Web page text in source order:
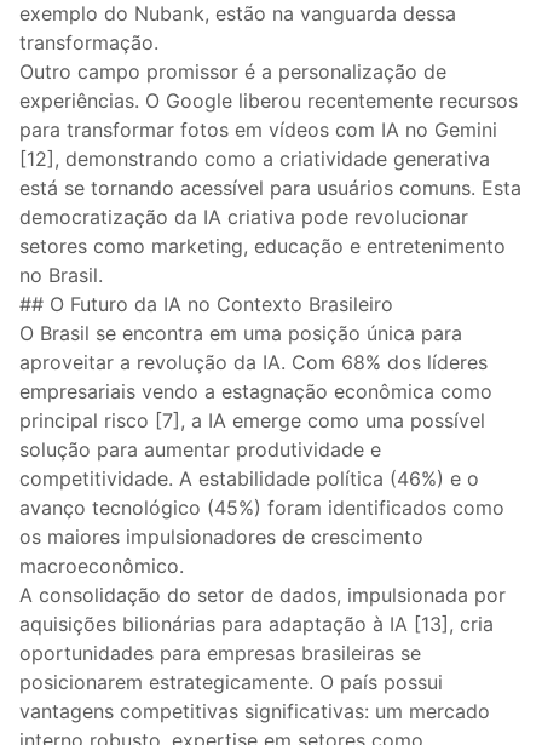
exemplo do Nubank, estão na vanguarda dessa
transformação.
Outro campo promissor é a personalização de
experiências. O Google liberou recentemente recursos
para transformar fotos em vídeos com IA no Gemini
[12], demonstrando como a criatividade generativa
está se tornando acessível para usuários comuns. Esta
democratização da IA criativa pode revolucionar
setores como marketing, educação e entretenimento
no Brasil.
## O Futuro da IA no Contexto Brasileiro
O Brasil se encontra em uma posição única para
aproveitar a revolução da IA. Com 68% dos líderes
empresariais vendo a estagnação econômica como
principal risco [7], a IA emerge como uma possível
solução para aumentar produtividade e
competitividade. A estabilidade política (46%) e o
avanço tecnológico (45%) foram identificados como
os maiores impulsionadores de crescimento
macroeconômico.
A consolidação do setor de dados, impulsionada por
aquisições bilionárias para adaptação à IA [13], cria
oportunidades para empresas brasileiras se
posicionarem estrategicamente. O país possui
vantagens competitivas significativas: um mercado
interno robusto, expertise em setores como